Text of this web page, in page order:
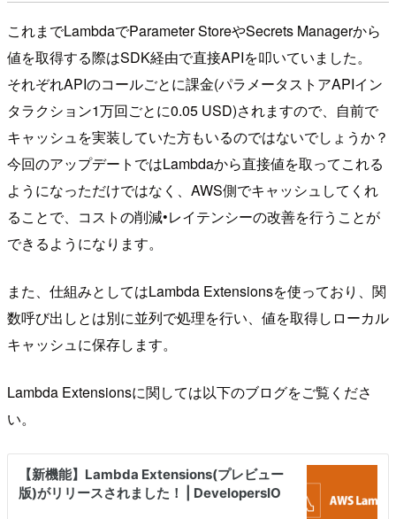
これまでLambdaでParameter StoreやSecrets Managerから
値を取得する際はSDK経由で直接APIを叩いていました。
それぞれAPIのコールごとに課金(パラメータストアAPIイン
タラクション1万回ごとに0.05 USD)されますので、自前で
キャッシュを実装していた方もいるのではないでしょうか？
今回のアップデートではLambdaから直接値を取ってこれる
ようになっただけではなく、AWS側でキャッシュしてくれ
ることで、コストの削減•レイテンシーの改善を行うことが
できるようになります。
また、仕組みとしてはLambda Extensionsを使っており、関
数呼び出しとは別に並列で処理を行い、値を取得しローカル
キャッシュに保存します。
Lambda Extensionsに関しては以下のブログをご覧くださ
い。